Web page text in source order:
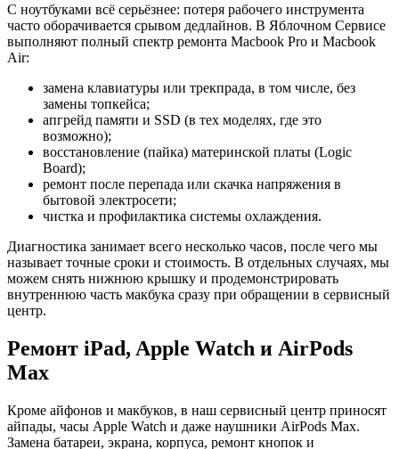
С ноутбуками всё серьёзнее: потеря рабочего инструмента
часто оборачивается срывом дедлайнов. В Яблочном Сервисе
выполняют полный спектр ремонта Macbook Pro и Macbook
Air:
замена клавиатуры или трекпрада, в том числе, без
замены топкейса;
апгрейд памяти и SSD (в тех моделях, где это
возможно);
восстановление (пайка) материнской платы (Logic
Board);
ремонт после перепада или скачка напряжения в
бытовой электросети;
чистка и профилактика системы охлаждения.
Диагностика занимает всего несколько часов, после чего мы
называет точные сроки и стоимость. В отдельных случаях, мы
можем снять нижнюю крышку и продемонстрировать
внутреннюю часть макбука сразу при обращении в сервисный
центр.
Ремонт iPad, Apple Watch и AirPods
Max
Кроме айфонов и макбуков, в наш сервисный центр приносят
айпады, часы Apple Watch и даже наушники AirPods Max.
Замена батареи, экрана, корпуса, ремонт кнопок и